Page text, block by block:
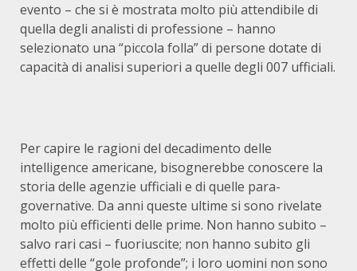
evento – che si è mostrata molto più attendibile di
quella degli analisti di professione – hanno
selezionato una “piccola folla” di persone dotate di
capacità di analisi superiori a quelle degli 007 ufficiali.
Per capire le ragioni del decadimento delle
intelligence americane, bisognerebbe conoscere la
storia delle agenzie ufficiali e di quelle para-
governative. Da anni queste ultime si sono rivelate
molto più efficienti delle prime. Non hanno subito –
salvo rari casi – fuoriuscite; non hanno subito gli
effetti delle “gole profonde”; i loro uomini non sono